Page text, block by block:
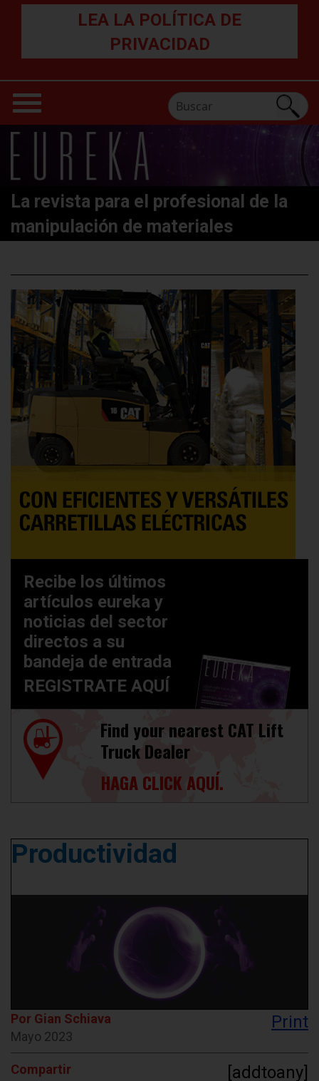
LEA LA POLÍTICA DE
PRIVACIDAD
La revista para el profesional de la
manipulación de materiales
Recibe los últimos
artículos eureka y
noticias del sector
directos a su
bandeja de entrada
REGISTRATE AQUÍ
Find your nearest CAT Lift
Truck Dealer
HAGA CLICK AQUÍ.
Productividad
Por Gian Schiava
Mayo 2023
Print
Compartir [addtoany]